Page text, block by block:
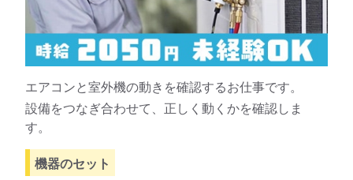
エアコンと室外機の動きを確認するお仕事です。
設備をつなぎ合わせて、正しく動くかを確認しま
す。
機器のセット